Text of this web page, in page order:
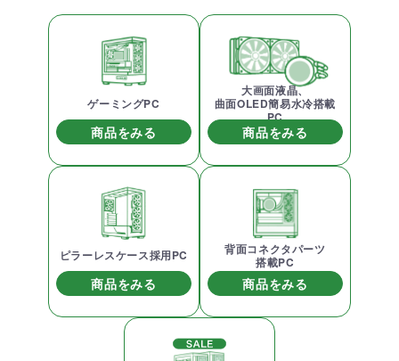
ゲーミングPC
商品をみる
大画面液晶、
曲面OLED簡易水冷搭載
PC
商品をみる
ピラーレスケース採用PC
商品をみる
背面コネクタパーツ
搭載PC
商品をみる